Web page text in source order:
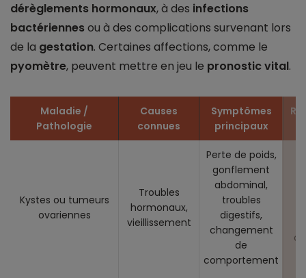
dérèglements hormonaux, à des infections
bactériennesou à des complications survenant lors
de la gestation. Certaines affections, comme le
pyomètre, peuvent mettre en jeu le pronostic vital.
Maladie /
Pathologie
Causes
connues
Symptômes
principaux
Kystes ou tumeurs
ovariennes
Troubles
hormonaux,
vieillissement
Perte de poids,
gonflement
abdominal,
troubles
digestifs,
changement
de
comportement